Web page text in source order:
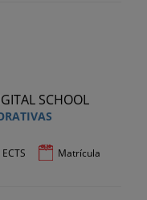
Matrícula